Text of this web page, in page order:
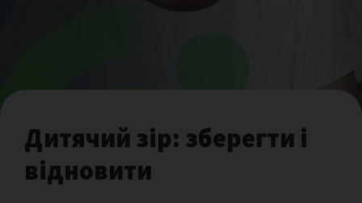
Дитячий зір: зберегти і
відновити